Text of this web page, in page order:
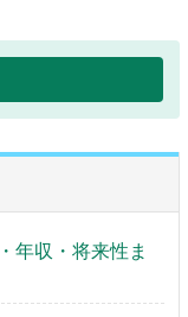
年収・将来性ま